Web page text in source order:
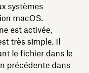
systèmes
macOS.
est activée,
très simple. Il
le fichier dans le
précédente dans